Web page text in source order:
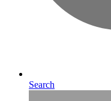
Search